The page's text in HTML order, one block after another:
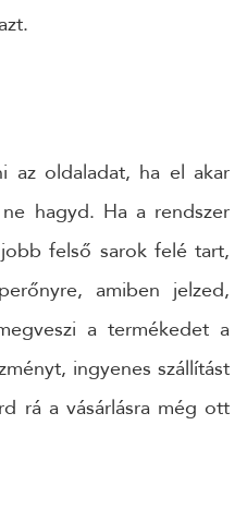
az oldaladat, ha el akar
hagyd. Ha a rendszer
felső sarok felé tart,
amiben jelzed,
a termékedet a
ingyenes szállítást
rá a vásárlásra még ott